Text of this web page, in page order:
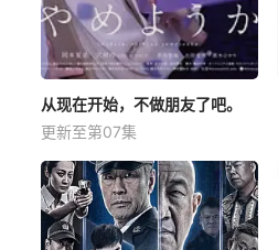
从现在开始，不做朋友了吧。
更新至第07集